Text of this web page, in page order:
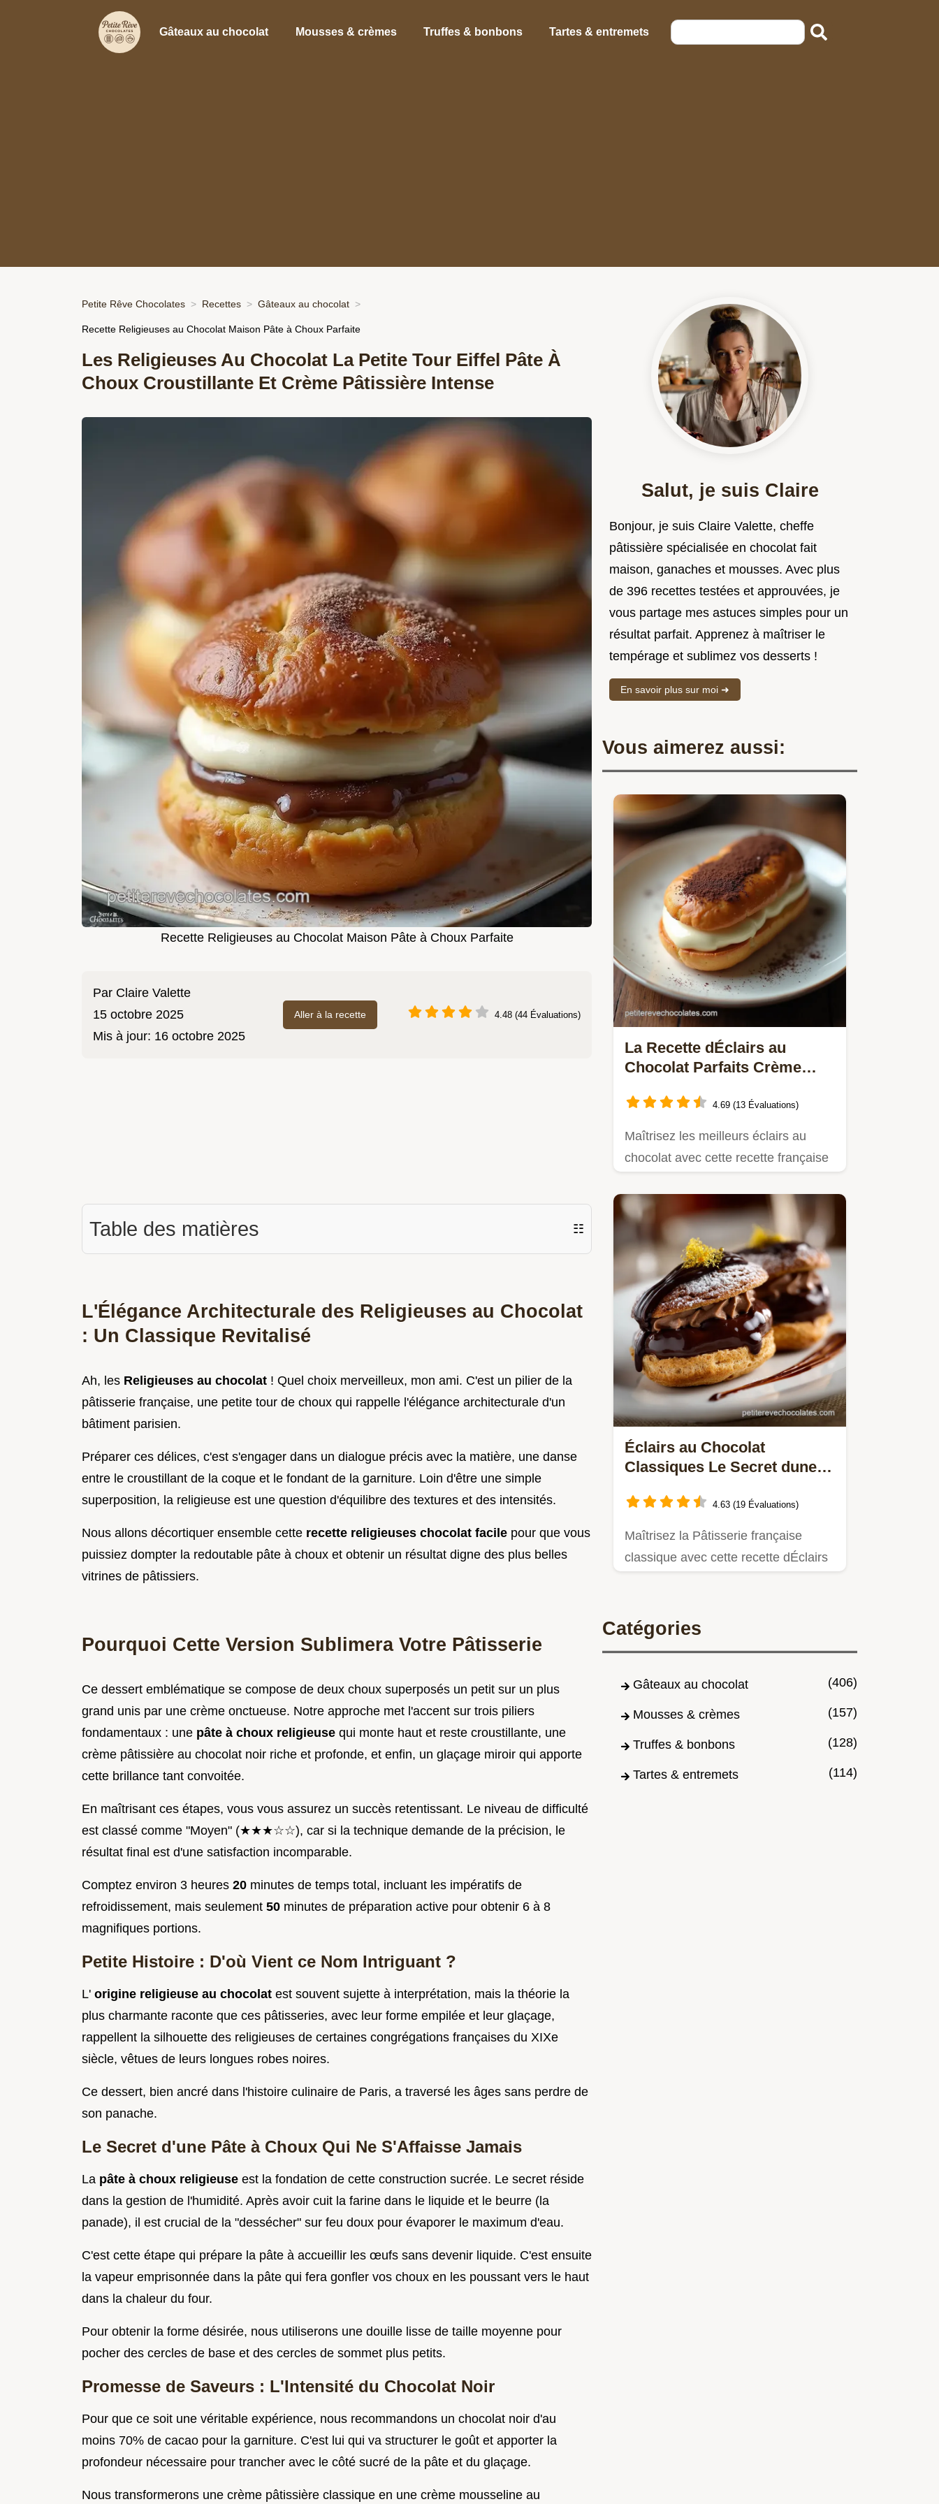
Gâteaux au chocolat Mousses & crèmes Truffes & bonbons Tartes & entremets
Petite Rêve Chocolates Recettes Gâteaux au chocolat
Recette Religieuses au Chocolat Maison Pâte à Choux Parfaite
Les Religieuses Au Chocolat La Petite Tour Eiffel Pâte À
Choux Croustillante Et Crème Pâtissière Intense
Recette Religieuses au Chocolat Maison Pâte à Choux Parfaite
Par Claire Valette
15 octobre 2025
Mis à jour: 16 octobre 2025
Aller à la recette 4.48 (44 Évaluations)
Table des matières ☷
L'Élégance Architecturale des Religieuses au Chocolat
: Un Classique Revitalisé
Ah, les Religieuses au chocolat ! Quel choix merveilleux, mon ami. C'est un pilier de la
pâtisserie française, une petite tour de choux qui rappelle l'élégance architecturale d'un
bâtiment parisien.
Préparer ces délices, c'est s'engager dans un dialogue précis avec la matière, une danse
entre le croustillant de la coque et le fondant de la garniture. Loin d'être une simple
superposition, la religieuse est une question d'équilibre des textures et des intensités.
Nous allons décortiquer ensemble cette recette religieuses chocolat facile pour que vous
puissiez dompter la redoutable pâte à choux et obtenir un résultat digne des plus belles
vitrines de pâtissiers.
Pourquoi Cette Version Sublimera Votre Pâtisserie
Ce dessert emblématique se compose de deux choux superposés un petit sur un plus
grand unis par une crème onctueuse. Notre approche met l'accent sur trois piliers
fondamentaux : une pâte à choux religieuse qui monte haut et reste croustillante, une
crème pâtissière au chocolat noir riche et profonde, et enfin, un glaçage miroir qui apporte
cette brillance tant convoitée.
En maîtrisant ces étapes, vous vous assurez un succès retentissant. Le niveau de difficulté
est classé comme "Moyen" (★★★☆☆), car si la technique demande de la précision, le
résultat final est d'une satisfaction incomparable.
Comptez environ 3 heures 20 minutes de temps total, incluant les impératifs de
refroidissement, mais seulement 50 minutes de préparation active pour obtenir 6 à 8
magnifiques portions.
Petite Histoire : D'où Vient ce Nom Intriguant ?
L' origine religieuse au chocolat est souvent sujette à interprétation, mais la théorie la
plus charmante raconte que ces pâtisseries, avec leur forme empilée et leur glaçage,
rappellent la silhouette des religieuses de certaines congrégations françaises du XIXe
siècle, vêtues de leurs longues robes noires.
Ce dessert, bien ancré dans l'histoire culinaire de Paris, a traversé les âges sans perdre de
son panache.
Le Secret d'une Pâte à Choux Qui Ne S'Affaisse Jamais
La pâte à choux religieuse est la fondation de cette construction sucrée. Le secret réside
dans la gestion de l'humidité. Après avoir cuit la farine dans le liquide et le beurre (la
panade), il est crucial de la "dessécher" sur feu doux pour évaporer le maximum d'eau.
C'est cette étape qui prépare la pâte à accueillir les œufs sans devenir liquide. C'est ensuite
la vapeur emprisonnée dans la pâte qui fera gonfler vos choux en les poussant vers le haut
dans la chaleur du four.
Pour obtenir la forme désirée, nous utiliserons une douille lisse de taille moyenne pour
pocher des cercles de base et des cercles de sommet plus petits.
Promesse de Saveurs : L'Intensité du Chocolat Noir
Pour que ce soit une véritable expérience, nous recommandons un chocolat noir d'au
moins 70% de cacao pour la garniture. C'est lui qui va structurer le goût et apporter la
profondeur nécessaire pour trancher avec le côté sucré de la pâte et du glaçage.
Nous transformerons une crème pâtissière classique en une crème mousseline au
Salut, je suis Claire
Bonjour, je suis Claire Valette, cheffe
pâtissière spécialisée en chocolat fait
maison, ganaches et mousses. Avec plus
de 396 recettes testées et approuvées, je
vous partage mes astuces simples pour un
résultat parfait. Apprenez à maîtriser le
tempérage et sublimez vos desserts !
En savoir plus sur moi ➜
Vous aimerez aussi:
La Recette dÉclairs au
Chocolat Parfaits Crème
4.69 (13 Évaluations)
Maîtrisez les meilleurs éclairs au
chocolat avec cette recette française
Éclairs au Chocolat
Classiques Le Secret dune
4.63 (19 Évaluations)
Maîtrisez la Pâtisserie française
classique avec cette recette dÉclairs
Catégories
Gâteaux au chocolat (406)
Mousses & crèmes (157)
Truffes & bonbons (128)
Tartes & entremets (114)